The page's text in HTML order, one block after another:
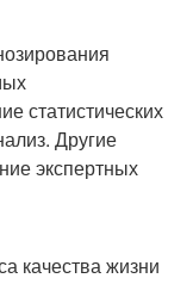
статистических
Другие
экспертных
качества жизни